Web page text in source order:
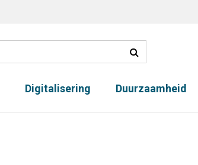
Digitalisering Duurzaamheid